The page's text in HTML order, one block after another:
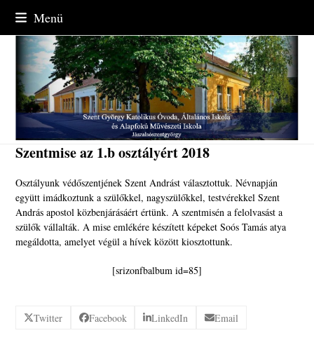
content
Menü
Szentmise az 1.b osztályért 2018
Osztályunk védőszentjének Szent Andrást választottuk. Névnapján
együtt imádkoztunk a szülőkkel, nagyszülőkkel, testvérekkel Szent
András apostol közbenjárásáért értünk. A szentmisén a felolvasást a
szülők vállalták. A mise emlékére készített képeket Soós Tamás atya
megáldotta, amelyet végül a hívek között kiosztottunk.
[srizonfbalbum id=85]
Twitter Facebook LinkedIn Email